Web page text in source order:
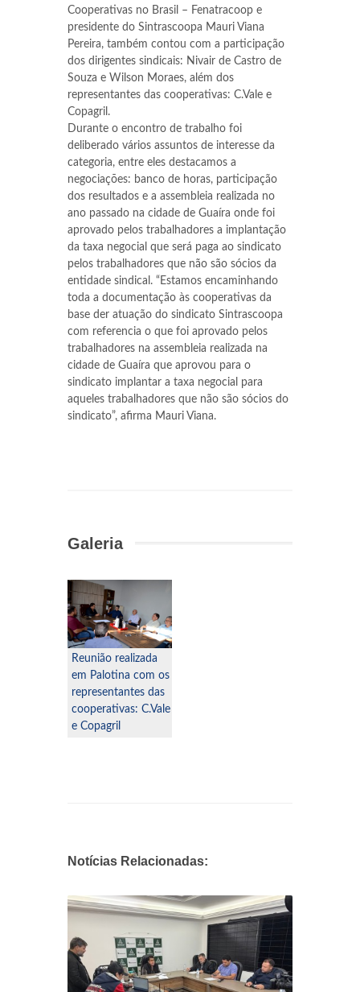
Cooperativas no Brasil – Fenatracoop e
presidente do Sintrascoopa Mauri Viana
Pereira, também contou com a participação
dos dirigentes sindicais: Nivair de Castro de
Souza e Wilson Moraes, além dos
representantes das cooperativas: C.Vale e
Copagril.
Durante o encontro de trabalho foi
deliberado vários assuntos de interesse da
categoria, entre eles destacamos a
negociações: banco de horas, participação
dos resultados e a assembleia realizada no
ano passado na cidade de Guaíra onde foi
aprovado pelos trabalhadores a implantação
da taxa negocial que será paga ao sindicato
pelos trabalhadores que não são sócios da
entidade sindical. “Estamos encaminhando
toda a documentação às cooperativas da
base der atuação do sindicato Sintrascoopa
com referencia o que foi aprovado pelos
trabalhadores na assembleia realizada na
cidade de Guaíra que aprovou para o
sindicato implantar a taxa negocial para
aqueles trabalhadores que não são sócios do
sindicato”, afirma Mauri Viana.
Galeria
Reunião realizada
em Palotina com os
representantes das
cooperativas: C.Vale
e Copagril
Notícias Relacionadas: